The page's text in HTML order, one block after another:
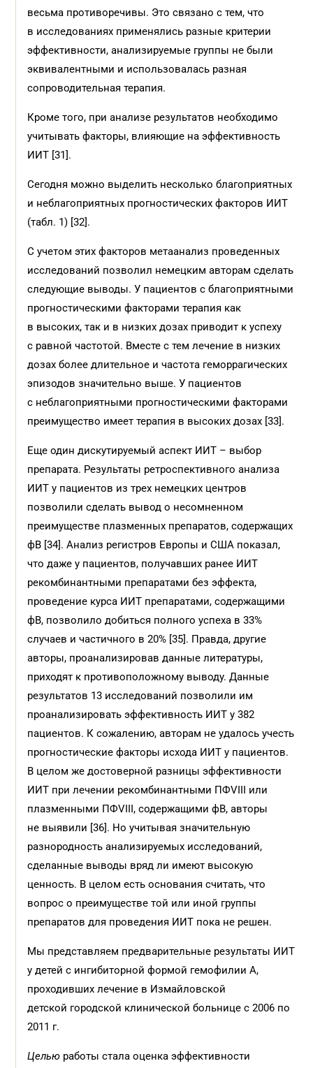
весьма противоречивы. Это связано с тем, что
в исследованиях применялись разные критерии
эффективности, анализируемые группы не были
эквивалентными и использовалась разная
сопроводительная терапия.
Кроме того, при анализе результатов необходимо
учитывать факторы, влияющие на эффективность
ИИТ [31].
Сегодня можно выделить несколько благоприятных
и неблагоприятных прогностических факторов ИИТ
(табл. 1) [32].
С учетом этих факторов метаанализ проведенных
исследований позволил немецким авторам сделать
следующие выводы. У пациентов с благоприятными
прогностическими факторами терапия как
в высоких, так и в низких дозах приводит к успеху
с равной частотой. Вместе с тем лечение в низких
дозах более длительное и частота геморрагических
эпизодов значительно выше. У пациентов
с неблагоприятными прогностическими факторами
преимущество имеет терапия в высоких дозах [33].
Еще один дискутируемый аспект ИИТ – выбор
препарата. Результаты ретроспективного анализа
ИИТ у пациентов из трех немецких центров
позволили сделать вывод о несомненном
преимуществе плазменных препаратов, содержащих
фВ [34]. Анализ регистров Европы и США показал,
что даже у пациентов, получавших ранее ИИТ
рекомбинантными препаратами без эффекта,
проведение курса ИИТ препаратами, содержащими
фВ, позволило добиться полного успеха в 33%
случаев и частичного в 20% [35]. Правда, другие
авторы, проанализировав данные литературы,
приходят к противоположному выводу. Данные
результатов 13 исследований позволили им
проанализировать эффективность ИИТ у 382
пациентов. К сожалению, авторам не удалось учесть
прогностические факторы исхода ИИТ у пациентов.
В целом же достоверной разницы эффективности
ИИТ при лечении рекомбинантными ПФVIII или
плазменными ПФVIII, содержащими фВ, авторы
не выявили [36]. Но учитывая значительную
разнородность анализируемых исследований,
сделанные выводы вряд ли имеют высокую
ценность. В целом есть основания считать, что
вопрос о преимуществе той или иной группы
препаратов для проведения ИИТ пока не решен.
Мы представляем предварительные результаты ИИТ
у детей с ингибиторной формой гемофилии А,
проходивших лечение в Измайловской
детской городской клинической больнице с 2006 по
2011 г.
Целью работы стала оценка эффективности